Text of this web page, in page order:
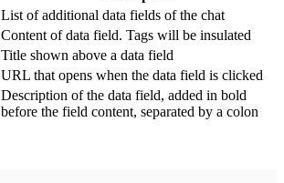
List of additional data fields of the chat
Content of data field. Tags will be insulated
Title shown above a data field
URL that opens when the data field is clicked
Description of the data field, added in bold
before the field content, separated by a colon